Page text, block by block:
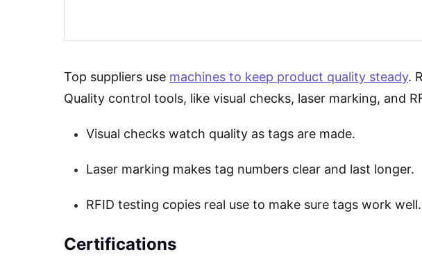
Top suppliers use machines to keep product quality steady.
Quality control tools, like visual checks, laser marking, and
Visual checks watch quality as tags are made.
Laser marking makes tag numbers clear and last longer.
RFID testing copies real use to make sure tags work well.
Certifications